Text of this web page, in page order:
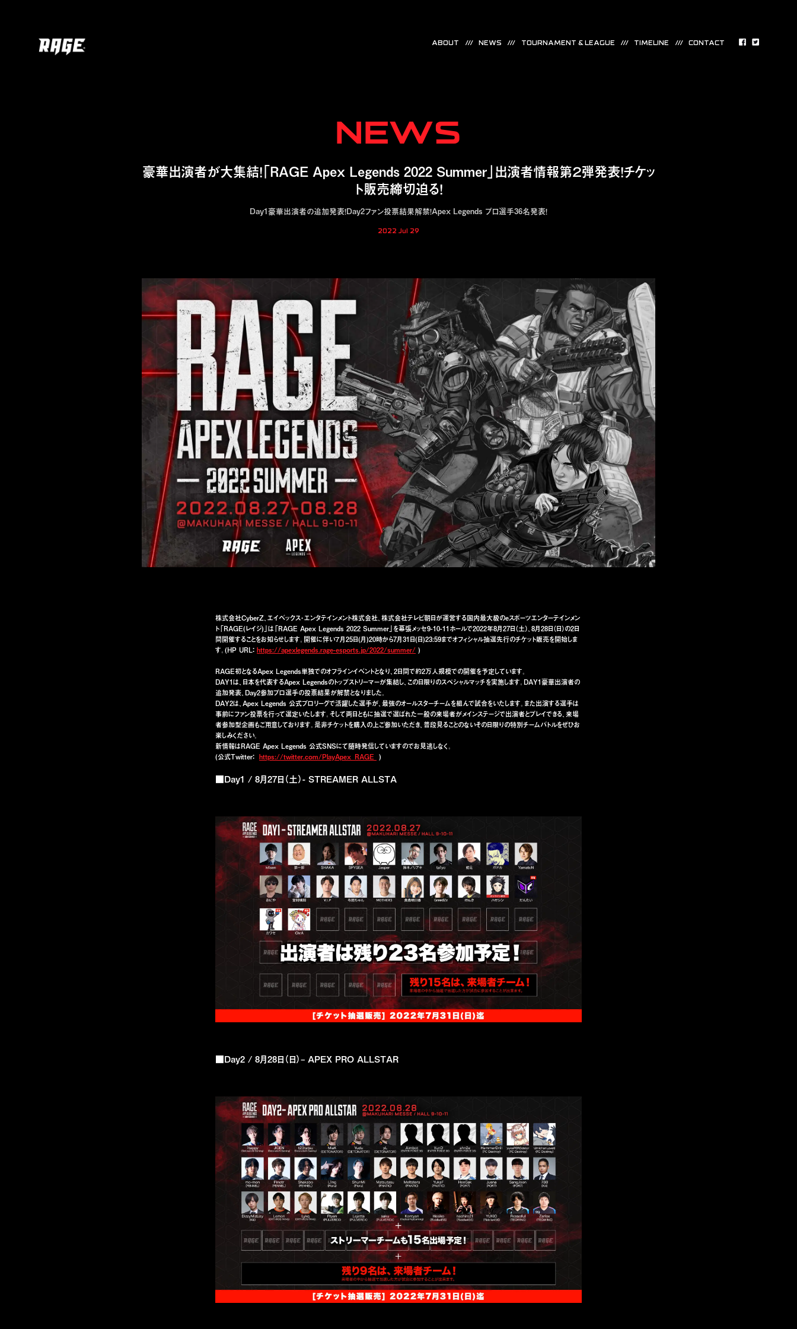
ABOUT NEWS TOURNAMENT & LEAGUE TIMELINE CONTACT
NEWS
豪華出演者が大集結！「RAGE Apex Legends 2022 Summer」出演者情報第２弾発表！チケッ
ト販売締切迫る！
Day1豪華出演者の追加発表！Day2ファン投票結果解禁！Apex Legends プロ選手36名発表！
2022 Jul 29
株式会社CyberZ、エイベックス・エンタテインメント株式会社、株式会社テレビ朝日が運営する国内最大級のeスポーツエンターテインメン
ト「RAGE(レイジ)」は「RAGE Apex Legends 2022 Summer」を幕張メッセ9-10-11ホールで2022年8月27日（土）、8月28日（日）の2日
間開催することをお知らせします。開催に伴い７月25日(月)20時から7月31日(日)23:59までオフィシャル抽選先行のチケット販売を開始しま
す。(HP URL： https://apexlegends.rage-esports.jp/2022/summer/ )
RAGE初となるApex Legends単独でのオフラインイベントとなり、2日間で約2万人規模での開催を予定しています。
DAY1は、日本を代表するApex Legendsのトップストリーマーが集結し、この日限りのスペシャルマッチを実施します。DAY1豪華出演者の
追加発表、Day2参加プロ選手の投票結果が解禁となりました。
DAY2は、Apex Legends 公式プロリーグで活躍した選手が、最強のオールスターチームを組んで試合をいたします。また出演する選手は
事前にファン投票を行って選定いたします。そして両日ともに抽選で選ばれた一般の来場者がメインステージで出演者とプレイできる、来場
者参加型企画もご用意しております。是非チケットを購入の上ご参加いただき、普段見ることのないその日限りの特別チームバトルをぜひお
楽しみください。
新情報はRAGE Apex Legends 公式SNSにて随時発信していますのでお見逃しなく。
(公式Twitter：
https://twitter.com/PlayApex_RAGE )
■Day1 / 8月27日（土）- STREAMER ALLSTA
■Day2 / 8月28日（日）– APEX PRO ALLSTAR